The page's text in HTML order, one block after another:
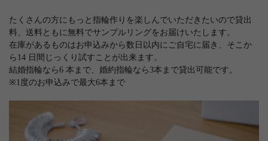
たくさんの方にもっと指輪作りを楽しんでいただきたいので貸出
料、送料ともに無料でサンプルリングをお届けいたします。
在庫があるものはお申込みから数日以内にご自宅に届き、そこか
ら14 日間じっくり試すことが出来ます。
結婚指輪なら6 本まで、婚約指輪なら3本まで貸出可能です。
※1度のお申込みで最大6本まで